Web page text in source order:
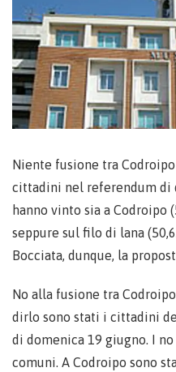
Niente fusione tra
cittadini nel referendum di
hanno vinto sia a Codroipo
seppure sul filo di lana
Bocciata, dunque, la
No alla fusione tra
dirlo sono stati i cittadini
di domenica 19 giugno. I
comuni. A Codroipo sono